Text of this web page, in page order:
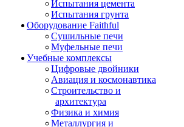
Испытания цемента
Испытания грунта
Оборудование Faithful
Сушильные печи
Муфельные печи
Учебные комплексы
Цифровые двойники
Авиация и космонавтика
Строительство и
архитектура
Физика и химия
Металлургия и